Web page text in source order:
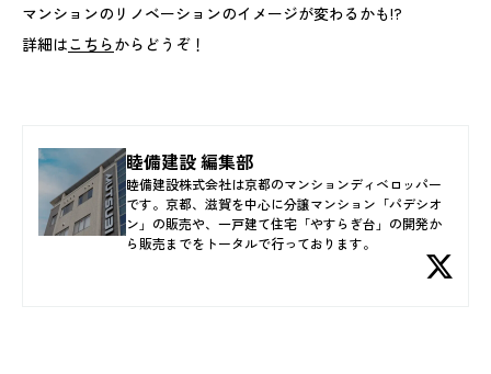
マンションのリノベーションのイメージが変わるかも!?
詳細はこちらからどうぞ！
睦備建設 編集部
睦備建設株式会社は京都のマンションディベロッパー
です。京都、滋賀を中心に分譲マンション「パデシオ
ン」の販売や、一戸建て住宅「やすらぎ台」の開発か
ら販売までをトータルで行っております。